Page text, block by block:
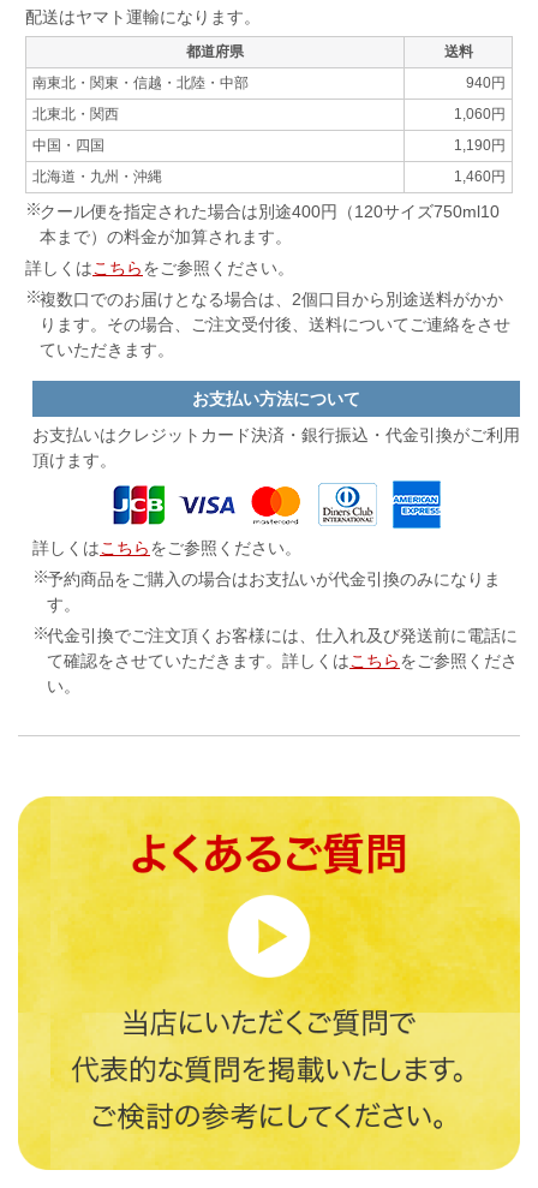
配送はヤマト運輸になります。
都道府県
送料
南東北・関東・信越・北陸・中部
940円
北東北・関西
1,060円
中国・四国
1,190円
北海道・九州・沖縄
1,460円
クール便を指定された場合は別途400円（120サイズ750ml10
本まで）の料金が加算されます。
詳しくはこちらをご参照ください。
複数口でのお届けとなる場合は、2個口目から別途送料がかか
ります。その場合、ご注文受付後、送料についてご連絡をさせ
ていただきます。
お支払い方法について
お支払いはクレジットカード決済・ 銀行振込・代金引換がご利用
頂けます。
詳しくはこちらをご参照ください。
予約商品をご購入の場合はお支払いが代金引換のみになりま
す。
代金引換でご注文頂くお客様には、仕入れ及び発送前に電話に
て確認をさせていただきます。詳しくはこちらをご参照くださ
い。